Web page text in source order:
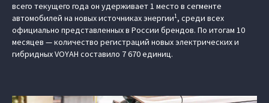
всего текущего года он удерживает 1 место в сегменте
автомобилей на новых источниках энергии1, среди всех
официально представленных в России брендов. По итогам 10
месяцев — количество регистраций новых электрических и
гибридных VOYAH составило 7 670 единиц.